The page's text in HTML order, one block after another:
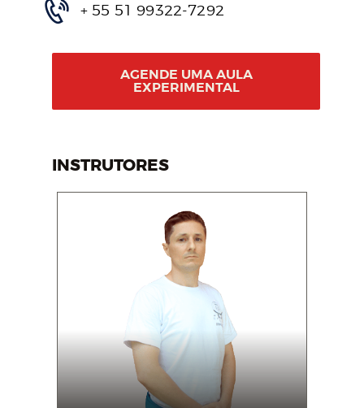
+ 55 51 99322-7292
AGENDE UMA AULA
EXPERIMENTAL
INSTRUTORES